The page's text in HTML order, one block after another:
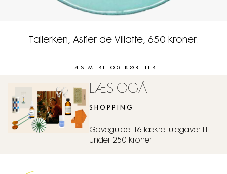
Tallerken, Astier de Villatte, 650 kroner.
LÆS MERE OG KØB HER
LÆS OGÅ
SHOPPING
Gaveguide: 16 lækre julegaver til
under 250 kroner